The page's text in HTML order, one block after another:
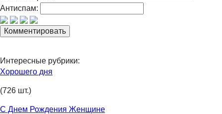
Антиспам:
Интересные рубрики:
Хорошего дня
(726 шт.)
С Днем Рождения Женщине